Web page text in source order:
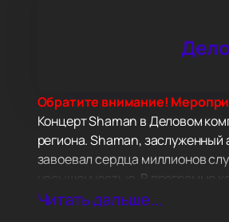
Обратите внимание!
Концерт Shaman в Деловом
региона. Shaman,
завоевал сердца миллионов
насыщенностью. В программе
бой», «Исповедь», «Моя
Читать дальше...